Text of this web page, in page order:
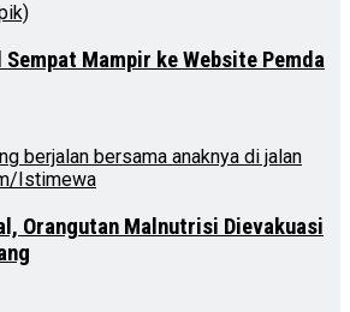
Mampir ke Website Pemda
Orangutan Malnutrisi Dievakuasi